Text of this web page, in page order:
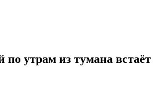
утрам из тумана встаёт